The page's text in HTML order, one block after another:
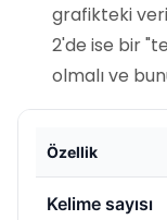
grafikteki
2'de ise bir
olmalı ve
Özellik
Kelime sayısı